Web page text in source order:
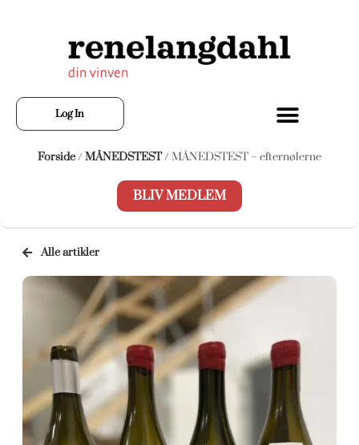
Log In
Forside/ MÅNEDSTEST/ MÅNEDSTEST – efternølerne
BLIV MEDLEM
Alle artikler